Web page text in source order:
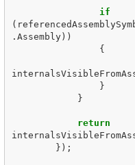
if
(
. Assembly))
{
}
}
return
});